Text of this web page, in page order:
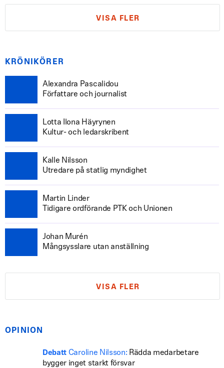
VISA FLER
KRÖNIKÖRER
Alexandra Pascalidou
Författare och journalist
Lotta Ilona Häyrynen
Kultur- och ledarskribent
Kalle Nilsson
Utredare på statlig myndighet
Martin Linder
Tidigare ordförande PTK och Unionen
Johan Murén
Mångsysslare utan anställning
VISA FLER
OPINION
Debatt Caroline Nilsson: Rädda medarbetare
bygger inget starkt försvar